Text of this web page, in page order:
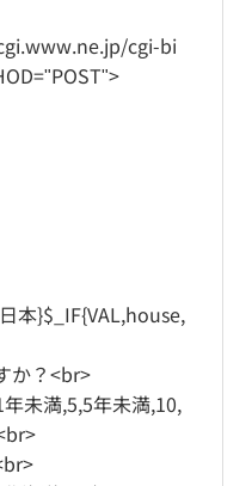
cgi-bi
本}$_IF{VAL,house,
か？<br>
年未満,5,5年未満,10,